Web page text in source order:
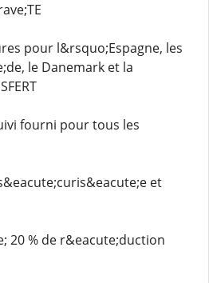
pour l&rsquo;Espagne, les
le Danemark et la
fourni pour tous les
et
20 % de r&eacute;duction